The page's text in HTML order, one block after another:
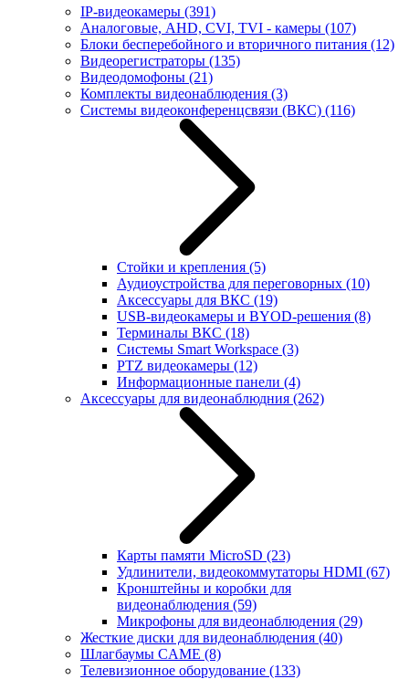
IP-видеокамеры (391)
Аналоговые, AHD, CVI, TVI - камеры (107)
Блоки бесперебойного и вторичного питания (12)
Видеорегистраторы (135)
Видеодомофоны (21)
Комплекты видеонаблюдения (3)
Системы видеоконференцсвязи (ВКС) (116)
Стойки и крепления (5)
Аудиоустройства для переговорных (10)
Аксессуары для ВКС (19)
USB-видеокамеры и BYOD-решения (8)
Терминалы ВКС (18)
Системы Smart Workspace (3)
PTZ видеокамеры (12)
Информационные панели (4)
Аксессуары для видеонаблюдния (262)
Карты памяти MicroSD (23)
Удлинители, видеокоммутаторы HDMI (67)
Кронштейны и коробки для
видеонаблюдения (59)
Микрофоны для видеонаблюдения (29)
Жесткие диски для видеонаблюдения (40)
Шлагбаумы CAME (8)
Телевизионное оборудование (133)